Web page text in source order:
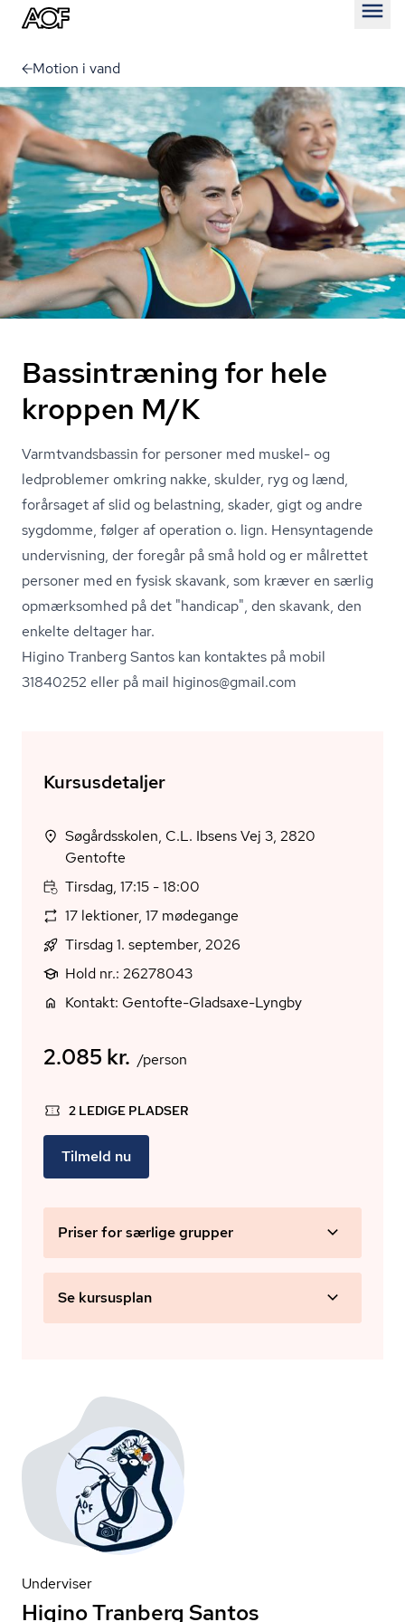
Motion i vand
Bassintræning for hele
kroppen M/K
Varmtvands­bas­sin for personer med muskel- og
ledproblemer omkring nakke, skulder, ryg og lænd,
forårsaget af slid og belastning, skader, gigt og andre
sygdomme, følger af operation o. lign. Hensyntagende
undervisning, der foregår på små hold og er målrettet
personer med en fysisk skavank, som kræver en særlig
opmærksomhed på det "handicap", den skavank, den
enkelte deltager har.
Higino Tranberg Santos kan kontaktes på mobil
31840252 eller på mail higinos@gmail.com
Kursusdetaljer
Søgårdsskolen, C.L. Ibsens Vej 3, 2820
Gentofte
Tirsdag, 17:15 - 18:00
17 lektioner, 17 mødegange
Tirsdag 1. september, 2026
Hold nr.: 26278043
Kontakt: Gentofte-Gladsaxe-Lyngby
2.085 kr. /person
2 LEDIGE PLADSER
Tilmeld nu
Priser for særlige grupper
Se kursusplan
Underviser
Higino Tranberg Santos